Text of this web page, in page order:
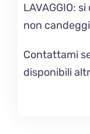
LAVAGGIO: si
non
Contattami
disponibili